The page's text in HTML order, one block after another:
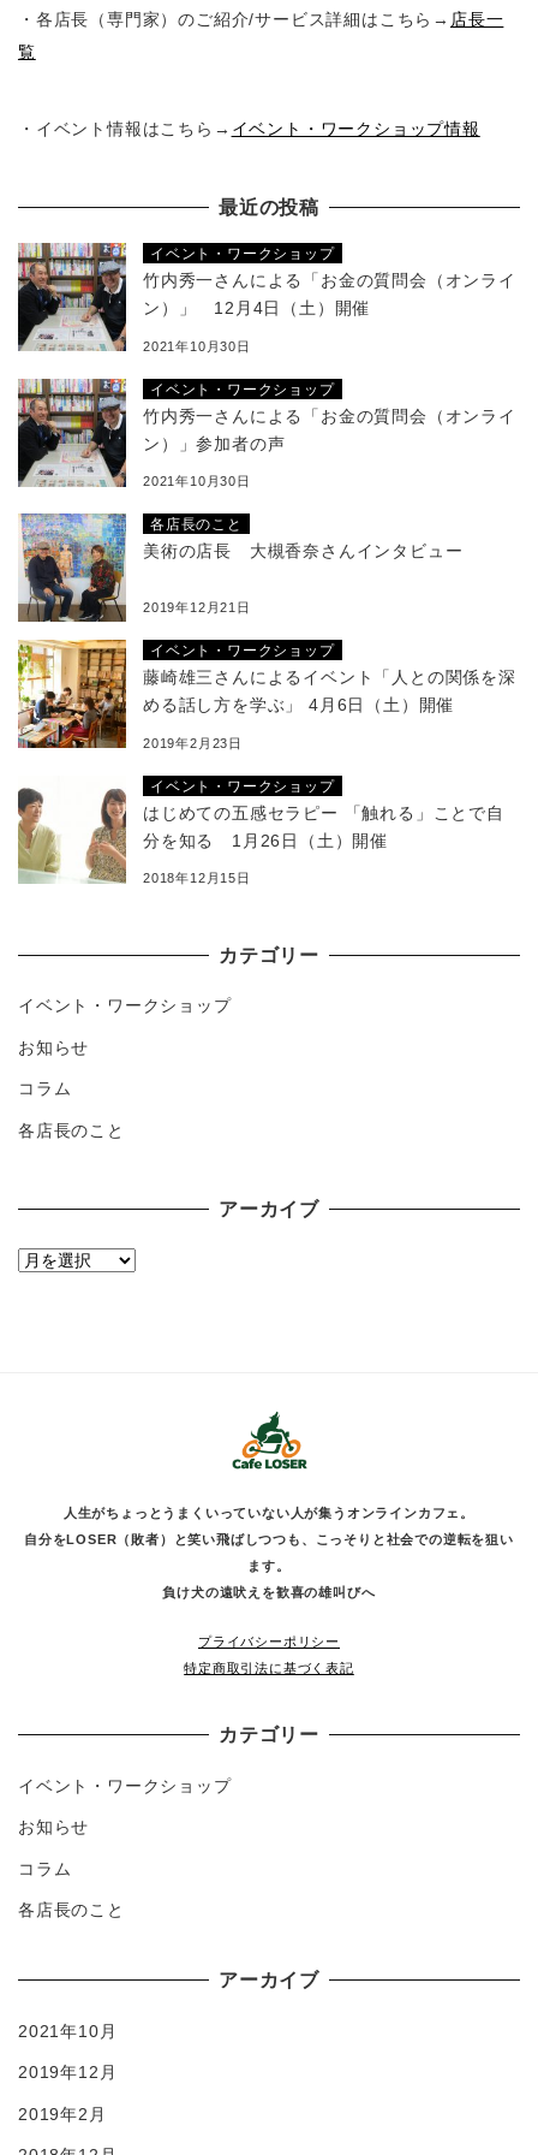
・各店長（専門家）のご紹介/サービス詳細はこちら→ 店長一
覧
・イベント情報はこちら→ イベント・ワークショップ情報
最近の投稿
イベント・ワークショップ
竹内秀一さんによる「お金の質問会（オンライ
ン）」 12月4日（土）開催
2021年10月30日
イベント・ワークショップ
竹内秀一さんによる「お金の質問会（オンライ
ン）」参加者の声
2021年10月30日
各店長のこと
美術の店長 大槻香奈さんインタビュー
2019年12月21日
イベント・ワークショップ
藤崎雄三さんによるイベント「人との関係を深
める話し方を学ぶ」 4月6日（土）開催
2019年2月23日
イベント・ワークショップ
はじめての五感セラピー 「触れる」ことで自
分を知る 1月26日（土）開催
2018年12月15日
カテゴリー
イベント・ワークショップ
お知らせ
コラム
各店長のこと
アーカイブ
ア
人生がちょっとうまくいっていない人が集うオンラインカフェ。
自分をLOSER（敗者）と笑い飛ばしつつも、こっそりと社会での逆転を狙い
ます。
負け犬の遠吠えを歓喜の雄叫びへ
プライバシーポリシー
特定商取引法に基づく表記
カテゴリー
イベント・ワークショップ
お知らせ
コラム
各店長のこと
アーカイブ
2021年10月
2019年12月
2019年2月